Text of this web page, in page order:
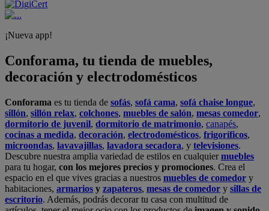
¡Nueva app!
Conforama, tu tienda de muebles,
decoración y electrodomésticos
Conforama es tu tienda de sofás, sofá cama, sofá chaise longue,
sillón, sillón relax, colchones, muebles de salón, mesas comedor,
dormitorio de juvenil, dormitorio de matrimonio, canapés,
cocinas a medida, decoración, electrodomésticos, frigoríficos,
microondas, lavavajillas, lavadora secadora, y televisiones.
Descubre nuestra amplia variedad de estilos en cualquiermuebles
para tu hogar, con los mejores precios y promociones. Crea el
espacio en el que vives gracias a nuestros muebles de comedor y
habitaciones, armarios y zapateros, mesas de comedor y sillas de
escritorio. Además, podrás decorar tu casa con multitud de